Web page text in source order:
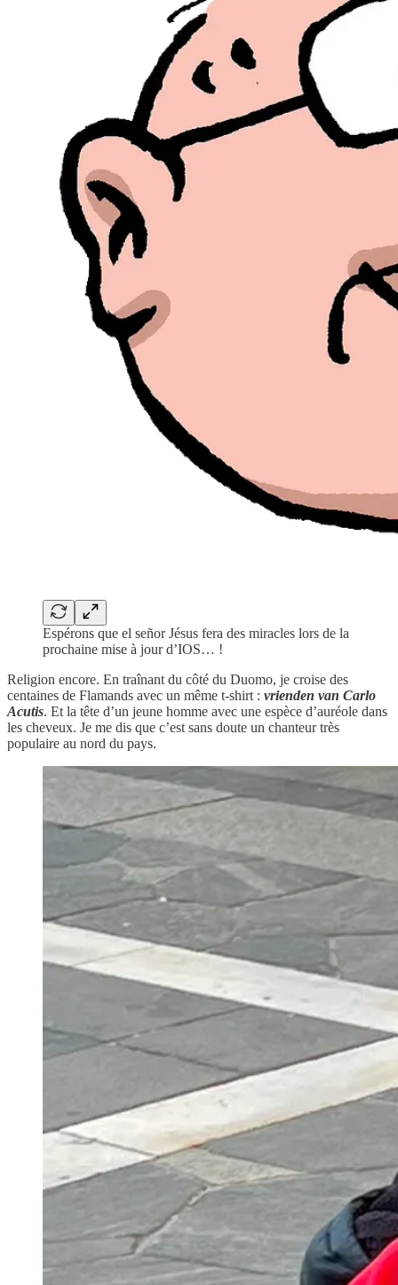
Espérons que el señor Jésus fera des miracles lors de la
prochaine mise à jour d’IOS… !
Religion encore. En traînant du côté du Duomo, je croise des
centaines de Flamands avec un même t-shirt : vrienden van Carlo
Acutis. Et la tête d’un jeune homme avec une espèce d’auréole dans
les cheveux. Je me dis que c’est sans doute un chanteur très
populaire au nord du pays.